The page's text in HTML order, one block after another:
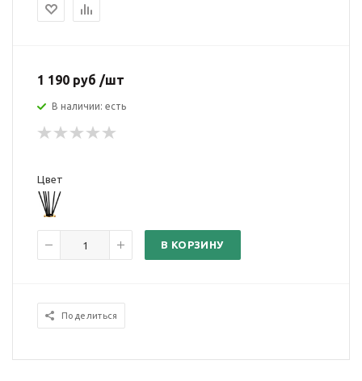
1 190 руб /шт
В наличии: есть
Цвет
В КОРЗИНУ
Поделиться